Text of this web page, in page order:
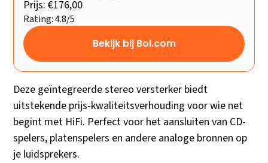
Prijs: €176,00
Rating: 4.8/5
Bekijk bij Bol.com
Deze geïntegreerde stereo versterker biedt
uitstekende prijs-kwaliteitsverhouding voor wie net
begint met HiFi. Perfect voor het aansluiten van CD-
spelers, platenspelers en andere analoge bronnen op
je luidsprekers.